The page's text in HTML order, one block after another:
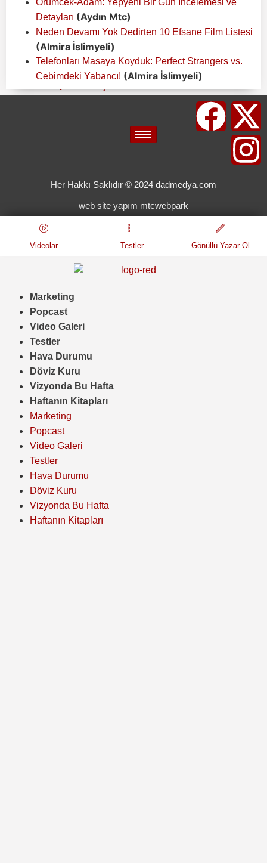
Detayları (Aydın Mtc)
Neden Devamı Yok Dedirten 10 Efsane Film Listesi
(Almira İslimyeli)
Telefonları Masaya Koyduk: Perfect Strangers vs.
Cebimdeki Yabancı! (Almira İslimyeli)
Her Hakkı Saklıdır © 2024 dadmedya.com
web site yapım mtcwebpark
Videolar Testler Gönüllü Yazar Ol
Marketing
Popcast
Video Galeri
Testler
Hava Durumu
Döviz Kuru
Vizyonda Bu Hafta
Haftanın Kitapları
Marketing
Popcast
Video Galeri
Testler
Hava Durumu
Döviz Kuru
Vizyonda Bu Hafta
Haftanın Kitapları